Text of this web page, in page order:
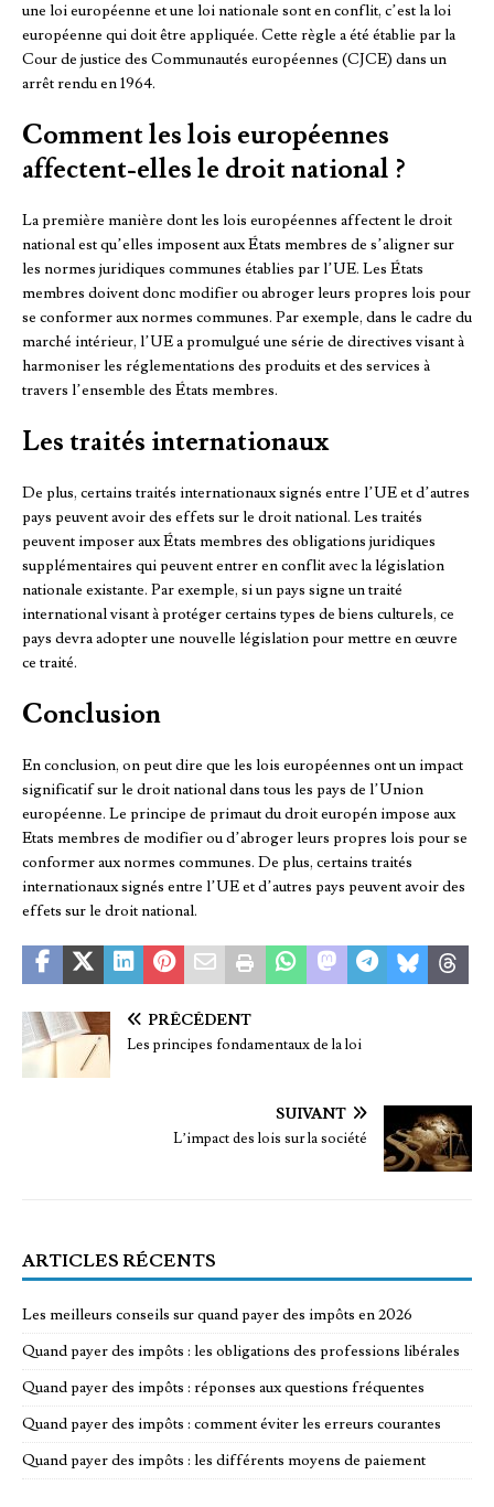
une loi européenne et une loi nationale sont en conflit, c’est la loi
européenne qui doit être appliquée. Cette règle a été établie par la
Cour de justice des Communautés européennes (CJCE) dans un
arrêt rendu en 1964.
Comment les lois européennes
affectent-elles le droit national ?
La première manière dont les lois européennes affectent le droit
national est qu’elles imposent aux États membres de s’aligner sur
les normes juridiques communes établies par l’UE. Les États
membres doivent donc modifier ou abroger leurs propres lois pour
se conformer aux normes communes. Par exemple, dans le cadre du
marché intérieur, l’UE a promulgué une série de directives visant à
harmoniser les réglementations des produits et des services à
travers l’ensemble des États membres.
Les traités internationaux
De plus, certains traités internationaux signés entre l’UE et d’autres
pays peuvent avoir des effets sur le droit national. Les traités
peuvent imposer aux États membres des obligations juridiques
supplémentaires qui peuvent entrer en conflit avec la législation
nationale existante. Par exemple, si un pays signe un traité
international visant à protéger certains types de biens culturels, ce
pays devra adopter une nouvelle législation pour mettre en œuvre
ce traité.
Conclusion
En conclusion, on peut dire que les lois européennes ont un impact
significatif sur le droit national dans tous les pays de l’Union
européenne. Le principe de primaut du droit europén impose aux
Etats membres de modifier ou d’abroger leurs propres lois pour se
conformer aux normes communes. De plus, certains traités
internationaux signés entre l’UE et d’autres pays peuvent avoir des
effets sur le droit national.
PRÉCÉDENT
Les principes fondamentaux de la loi
SUIVANT
L’impact des lois sur la société
ARTICLES RÉCENTS
Les meilleurs conseils sur quand payer des impôts en 2026
Quand payer des impôts : les obligations des professions libérales
Quand payer des impôts : réponses aux questions fréquentes
Quand payer des impôts : comment éviter les erreurs courantes
Quand payer des impôts : les différents moyens de paiement